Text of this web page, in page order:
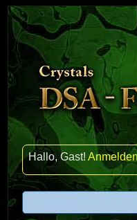
Hallo, Gast!Anmelden